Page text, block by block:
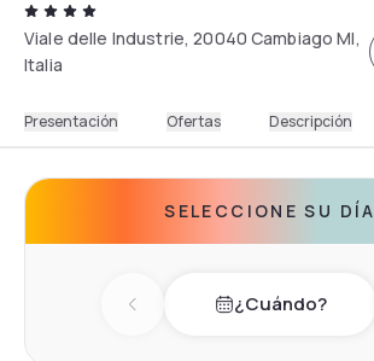
Viale delle Industrie, 20040 Cambiago MI,
Italia
Presentación Ofertas Descripción
SELECCIONE SU DÍA
Previous day¿Cuándo?